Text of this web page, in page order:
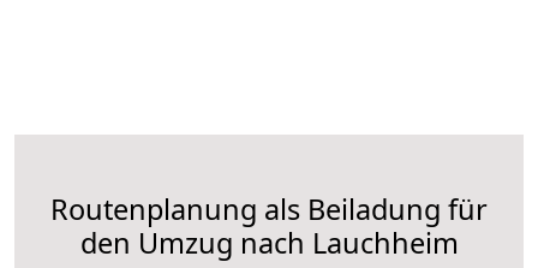
Routenplanung als Beiladung für
den Umzug nach Lauchheim